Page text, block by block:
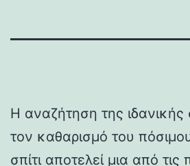
Η αναζήτηση της ιδανικής
τον καθαρισμό του
σπίτι αποτελεί μια από τις